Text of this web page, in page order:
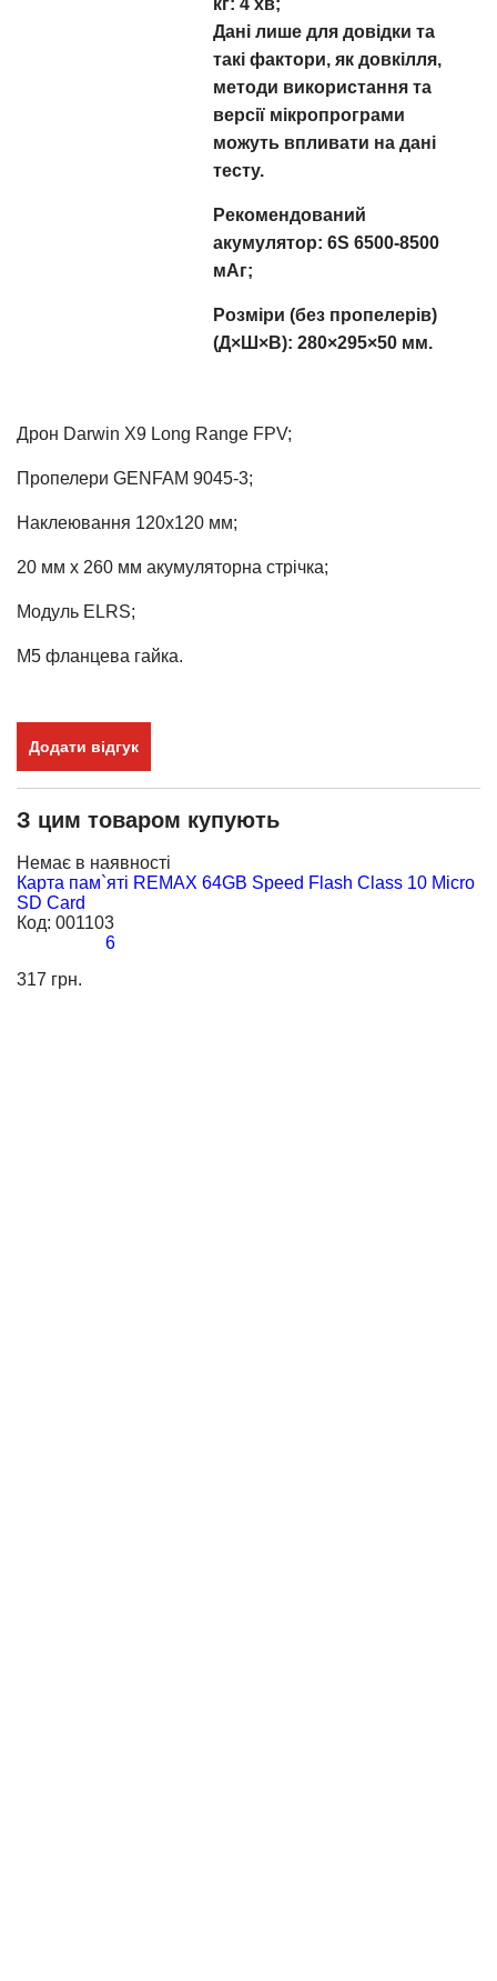
кг: 4 хв;
Дані лише для довідки та
такі фактори, як довкілля,
методи використання та
версії мікропрограми
можуть впливати на дані
тесту.
Рекомендований
акумулятор: 6S 6500-8500
мАг;
Розміри (без пропелерів)
(Д×Ш×В): 280×295×50 мм.
Дрон Darwin X9 Long Range FPV;
Пропелери GENFAM 9045-3;
Наклеювання 120x120 мм;
20 мм x 260 мм акумуляторна стрічка;
Модуль ELRS;
М5 фланцева гайка.
Додати відгук
З цим товаром купують
Немає в наявності
Карта пам`яті REMAX 64GB Speed Flash Class 10 Micro
SD Card
Код: 001103
6
317 грн.